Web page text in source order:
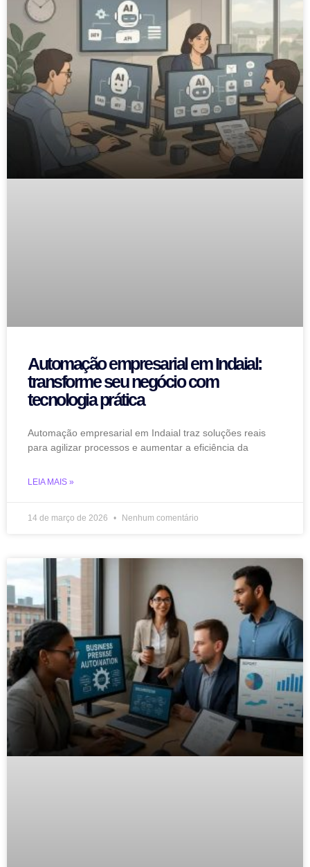
Automação empresarial em Indaial:
transforme seu negócio com
tecnologia prática
Automação empresarial em Indaial traz soluções reais
para agilizar processos e aumentar a eficiência da
LEIA MAIS »
14 de março de 2026 Nenhum comentário